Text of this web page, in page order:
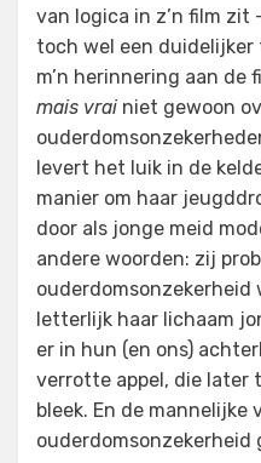
van logica in z’n film
toch wel een
m’n herinnering aan de
mais vrai niet gewoon
levert het luik in de
manier om haar
door als jonge meid
andere woorden: zij
ouderdomsonzekerheid
letterlijk haar lichaam
er in hun (en ons)
verrotte appel, die later
bleek. En de mannelijke
ouderdomsonzekerheid